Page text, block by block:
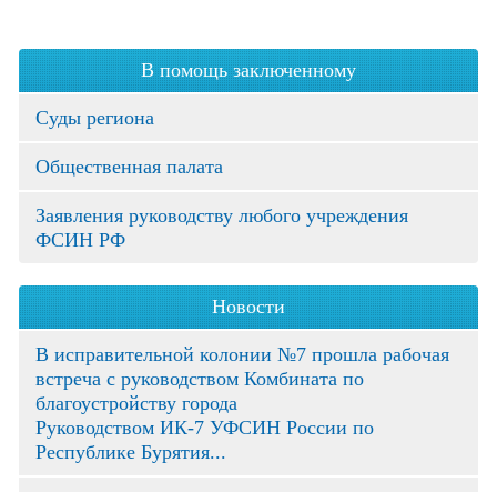
В помощь заключенному
Суды региона
Общественная палата
Заявления руководству любого учреждения
ФСИН РФ
Новости
В исправительной колонии №7 прошла рабочая
встреча с руководством Комбината по
благоустройству города
Руководством ИК-7 УФСИН России по
Республике Бурятия...